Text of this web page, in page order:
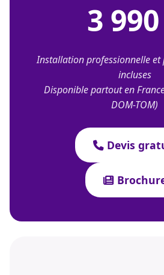
3
Installation professionnelle
incluses
Disponible partout en
DOM-TOM)
Devis